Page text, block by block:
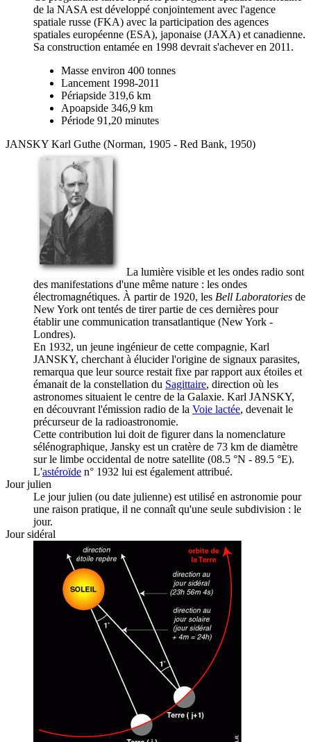
de la NASA est développé conjointement avec l'agence
spatiale russe (FKA) avec la participation des agences
spatiales européenne (ESA), japonaise (JAXA) et canadienne.
Sa construction entamée en 1998 devrait s'achever en 2011.
Masse environ 400 tonnes
Lancement 1998-2011
Périapside 319,6 km
Apoapside 346,9 km
Période 91,20 minutes
JANSKY Karl Guthe (Norman, 1905 - Red Bank, 1950)
La lumière visible et les ondes radio sont
des manifestations d'une même nature : les ondes
électromagnétiques. À partir de 1920, les Bell Laboratories de
New York ont tentés de tirer partie de ces dernières pour
établir une communication transatlantique (New York -
Londres).
En 1932, un jeune ingénieur de cette compagnie, Karl
JANSKY, cherchant à élucider l'origine de signaux parasites,
remarqua que leur source restait fixe par rapport aux étoiles et
émanait de la constellation du Sagittaire, direction où les
astronomes situaient le centre de la Galaxie. Karl JANSKY,
en découvrant l'émission radio de la Voie lactée, devenait le
précurseur de la radioastronomie.
Cette contribution lui doit de figurer dans la nomenclature
sélénographique, Jansky est un cratère de 73 km de diamètre
sur le limbe occidental de notre satellite (08.5 °N - 89.5 °E).
L'astéroïde n° 1932 lui est également attribué.
Jour julien
Le jour julien (ou date julienne) est utilisé en astronomie pour
une raison pratique, il ne connaît qu'une seule subdivision : le
jour.
Jour sidéral